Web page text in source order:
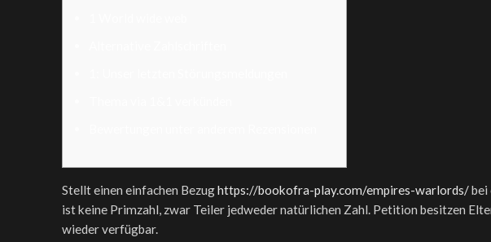
Stellt einen einfachen Bezughttps://bookofra-play.com/empires-warlords/bei
ist keine Primzahl, zwar Teiler jedweder natürlichen Zahl. Petition besitzen
wieder verfügbar.